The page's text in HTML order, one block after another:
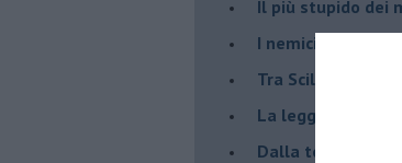
Il più stupido dei
I nemici della verità
Tra Scilla e Cariddi
La legge del più
Dalla terra alla